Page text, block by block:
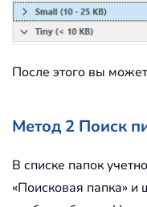
После этого вы
Метод 2 Поиск
В списке папок
«Поисковая папка»